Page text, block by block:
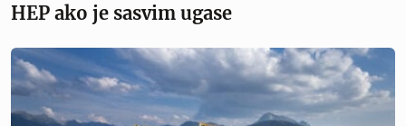
HEP ako je sasvim ugase